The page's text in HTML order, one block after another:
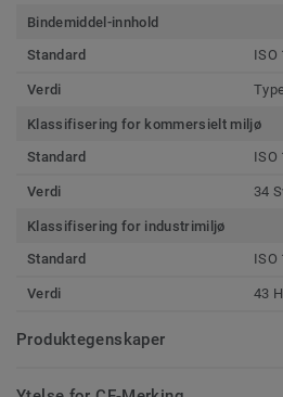
Bindemiddel-innhold
Standard
ISO
Verdi
Klassifisering for kommersielt miljø
Standard
ISO
Verdi 34
Klassifisering for industrimiljø
Standard
ISO
Verdi 43
Produktegenskaper